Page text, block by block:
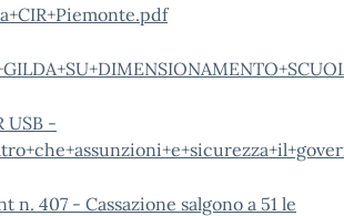
USB -
n. 407 - Cassazione salgono a 51 le